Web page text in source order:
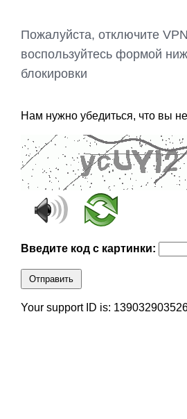
Пожалуйста, отключите
воспользуйтесь формой
блокировки
Нам нужно убедиться, что вы
Введите код с картинки:
Отправить
Your support ID is: